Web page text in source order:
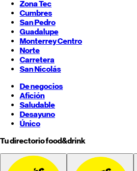
Zona Tec
Cumbres
San Pedro
Guadalupe
MonterreyCentro
Norte
Carretera
San Nicolás
De negocios
Afición
Saludable
Desayuno
Único
Tu directorio food&drink